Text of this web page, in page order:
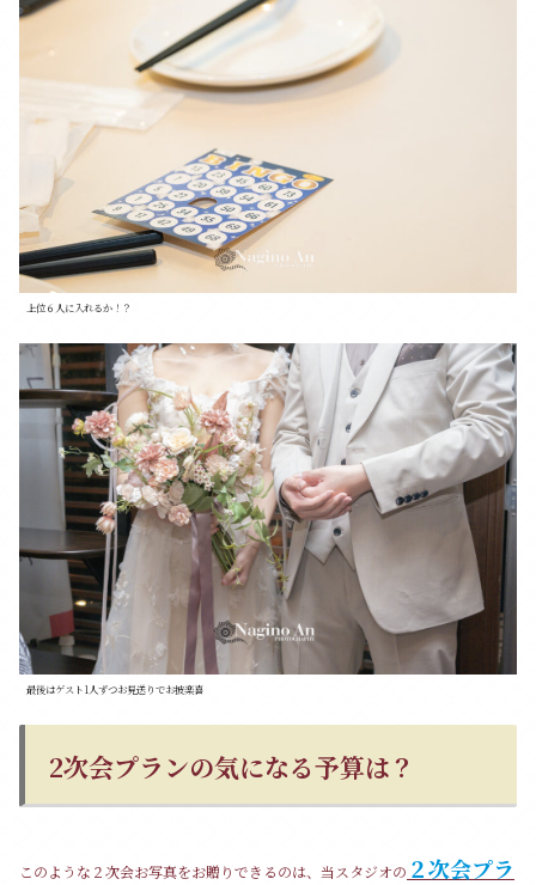
上位６人に入れるか！？
最後はゲスト1人ずつお見送りでお披楽喜
2次会プランの気になる予算は？
このような２次会お写真をお贈りできるのは、当スタジオの ２次会プラ